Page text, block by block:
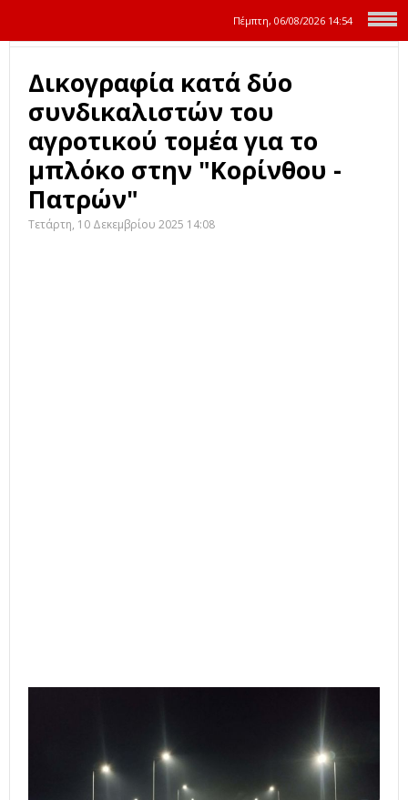
Πέμπτη, 06/08/2026 14:54
Δικογραφία κατά δύο
συνδικαλιστών του
αγροτικού τομέα για το
μπλόκο στην "Κορίνθου -
Πατρών"
Τετάρτη, 10 Δεκεμβρίου 2025 14:08